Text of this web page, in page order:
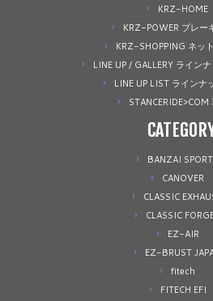
KRZ-HOME
KRZ-POWER ブレー
KRZ-SHOPPING ネッ
LINE UP / GALLERY ライン
LINE UP LIST ラインナ
STANCERIDE>COM
BANZAI
CANOVER
CLASSIC
CLASSIC
EZ-AIR
EZ-BRUST
fitech
FITECH EFI